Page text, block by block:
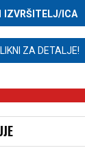
IZVRŠITELJ/ICA
ZA DETALJE!